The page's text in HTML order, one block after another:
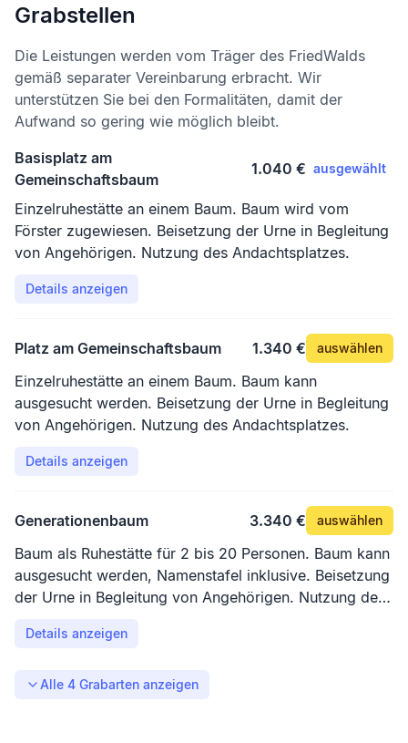
Grabstellen
Die Leistungen werden vom Träger des FriedWalds
gemäß separater Vereinbarung erbracht. Wir
unterstützen Sie bei den Formalitäten, damit der
Aufwand so gering wie möglich bleibt.
Basisplatz am
Gemeinschaftsbaum
1.040 € ausgewählt
Einzelruhestätte an einem Baum. Baum wird vom
Förster zugewiesen. Beisetzung der Urne in Begleitung
von Angehörigen. Nutzung des Andachtsplatzes.
Details anzeigen
Platz am Gemeinschaftsbaum 1.340 € auswählen
Einzelruhestätte an einem Baum. Baum kann
ausgesucht werden. Beisetzung der Urne in Begleitung
von Angehörigen. Nutzung des Andachtsplatzes.
Details anzeigen
Generationenbaum 3.340 € auswählen
Baum als Ruhestätte für 2 bis 20 Personen. Baum kann
ausgesucht werden, Namenstafel inklusive. Beisetzung
der Urne in Begleitung von Angehörigen. Nutzung des
Details anzeigen
Alle 4 Grabarten anzeigen